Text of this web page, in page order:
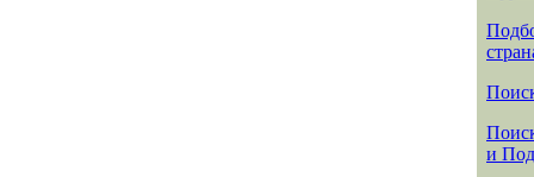
и